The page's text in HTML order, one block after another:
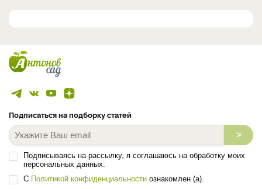
Подписаться на подборку статей
>
Подписываясь на рассылку, я соглашаюсь на обработку моих
персональных данных.
С Политикой конфиденциальности ознакомлен (а).